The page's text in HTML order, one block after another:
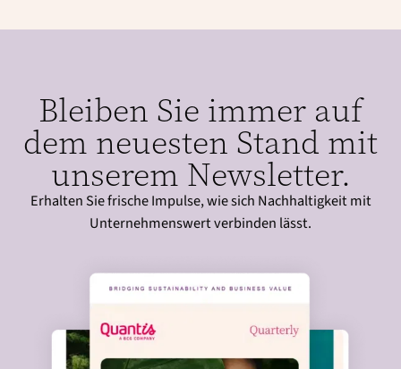
Bleiben Sie immer auf
dem neuesten Stand mit
unserem Newsletter.
Erhalten Sie frische Impulse, wie sich Nachhaltigkeit mit
Unternehmenswert verbinden lässt.